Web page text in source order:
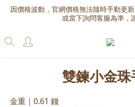
因價格波動，官網價格無法隨時手動更
或當下詢問客服為準，
雙鍊小金珠
金重｜0.61 錢